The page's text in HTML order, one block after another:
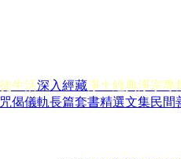
生活深入經藏淨土經典淨宗專
咒偈儀軌長篇套書精選文集民間